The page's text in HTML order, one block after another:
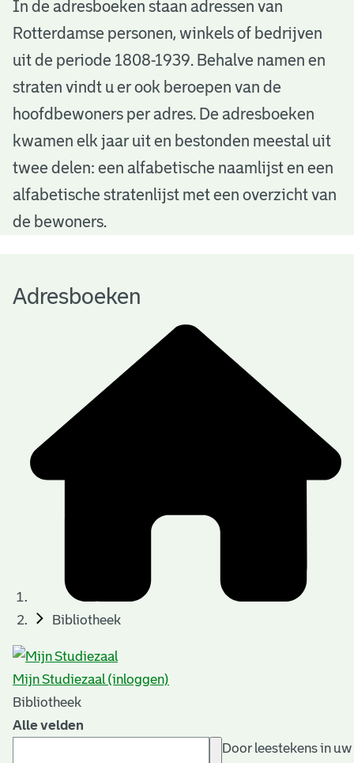
A
d
e
b
o
e
e
In de adresboeken staan adressen van
Rotterdamse personen, winkels of bedrijven
uit de periode 1808-1939. Behalve namen en
straten vindt u er ook beroepen van de
hoofdbewoners per adres. De adresboeken
kwamen elk jaar uit en bestonden meestal uit
twee delen: een alfabetische naamlijst en een
alfabetische stratenlijst met een overzicht van
de bewoners.
Adresboeken
Bibliotheek
Mijn Studiezaal (inloggen)
Bibliotheek
Alle velden
Door leestekens in uw